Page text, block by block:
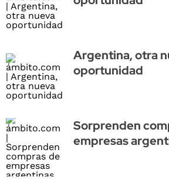
Argentina, otra
oportunidad
Sorprenden
empresas